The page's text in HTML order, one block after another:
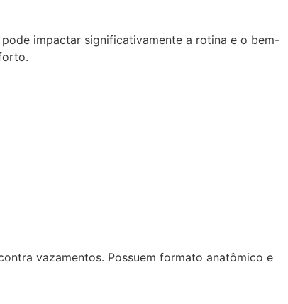
impactar significativamente a rotina e o bem-
vazamentos. Possuem formato anatômico e